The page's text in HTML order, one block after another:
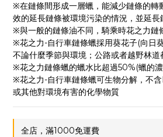
※在鏈條間形成一層蠟，能減少鏈條的轉
效的延長鏈條被環境污染的情況，並延長
※與一般的鏈條油不同，騎乘時花之力鏈
※花之力-自行車鏈條蠟採用葵花子(向日
不論什麼季節與環境；公路或者越野林道
※花之力鏈條蠟的蠟水比超過50%(蠟的
※花之力-自行車鏈條蠟可生物分解，不
或其他對環境有害的化學物質
全店，滿1000免運費